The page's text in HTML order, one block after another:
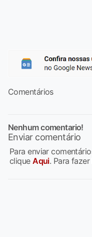
Comentários
Nenhum comentario!
Enviar comentário
Para enviar
cliqueAqui. Para